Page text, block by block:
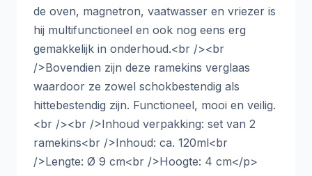
de oven, magnetron, vaatwasser en vriezer is
hij multifunctioneel en ook nog eens erg
gemakkelijk in onderhoud.<br /><br
/>Bovendien zijn deze ramekins verglaas
waardoor ze zowel schokbestendig als
hittebestendig zijn. Functioneel, mooi en veilig.
<br /><br />Inhoud verpakking: set van 2
ramekins<br />Inhoud: ca. 120ml<br
/>Lengte: Ø 9 cm<br />Hoogte: 4 cm</p>